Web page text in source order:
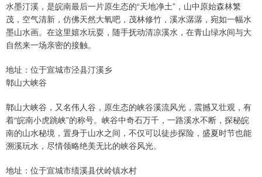
水墨汀溪，是皖南最后一片原生态的“天地净土”，山中原始森林繁
茂，空气清新，仿佛天然大氧吧，茂林修竹，溪水潺潺，宛如一幅水
墨山水画。在这里嬉水玩耍，随手抚动清凉溪水，在青山绿水间与大
自然来一场亲密的接触。
地址：位于宣城市泾县汀溪乡
鄣山大峡谷
鄣山大峡谷，又名伟人谷，原生态的峡谷溪流风光，震撼又壮观，有
着“皖南小虎跳峡”的称号。峡谷中奇石万千，一路溪水不断，探秘皖
南的山水秘境，置身于山水之间，不仅可以徒步探险，盛夏时节也能
溯溪玩水，尽情领略绝美无比的峡谷风光。
地址：位于宣城市绩溪县伏岭镇水村